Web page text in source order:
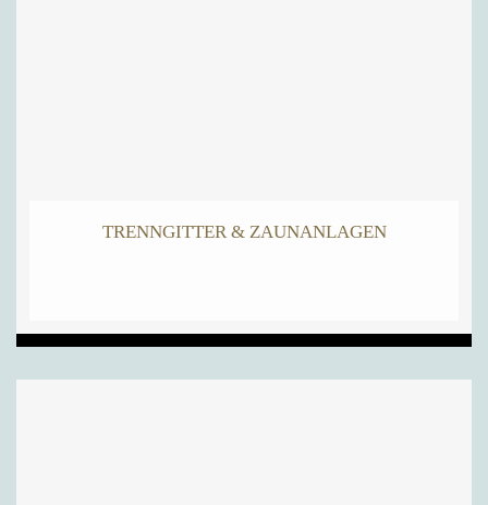
TRENNGITTER & ZAUNANLAGEN